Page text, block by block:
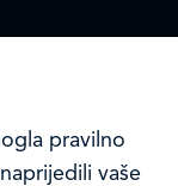
pravilno
vaše